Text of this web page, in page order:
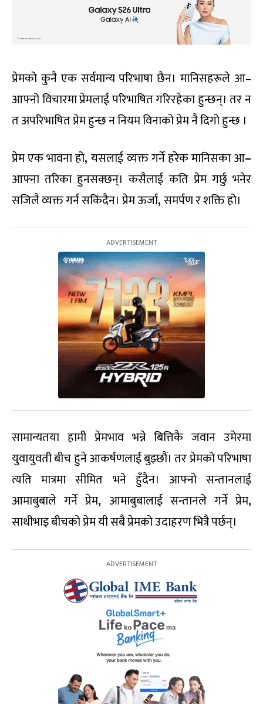
प्रेमको कुनै एक सर्वमान्य परिभाषा छैन। मानिसहरूले आ–
आफ्नो विचारमा प्रेमलाई परिभाषित गरिरहेका हुन्छन्। तर न
त अपरिभाषित प्रेम हुन्छ न नियम विनाको प्रेम नै दिगो हुन्छ ।
प्रेम एक भावना हो,यसलाई व्यक्त गर्ने हरेक मानिसका आ–
आफ्ना तरिका हुनसक्छन्। कसैलाई कति प्रेम गर्छु भनेर
सजिलै व्यक्त गर्न सकिंदैन। प्रेम ऊर्जा,समर्पण र शक्ति हो।
सामान्यतया हामी प्रेमभाव भन्ने बित्तिकै जवान उमेरमा
युवायुवती बीच हुने आकर्षणलाई बुझ्छौं। तर प्रेमको परिभाषा
त्यति मात्रमा सीमित भने हुँदैन। आफ्नो सन्तानलाई
आमाबुबाले गर्ने प्रेम, आमाबुबालाई सन्तानले गर्ने प्रेम,
साथीभाइ बीचको प्रेम यी सबै प्रेमको उदाहरण भित्रै पर्छन्।